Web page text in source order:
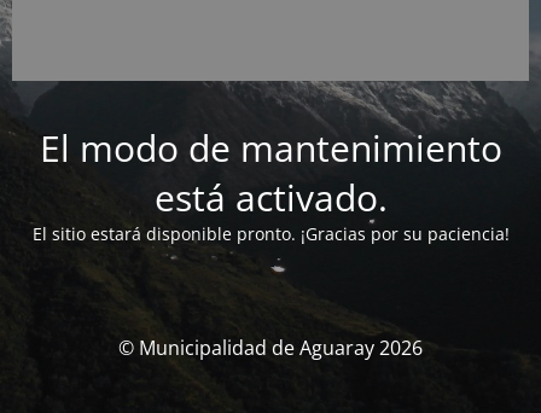
El modo de mantenimiento
está activado.
El sitio estará disponible pronto. ¡Gracias por su paciencia!
© Municipalidad de Aguaray 2026